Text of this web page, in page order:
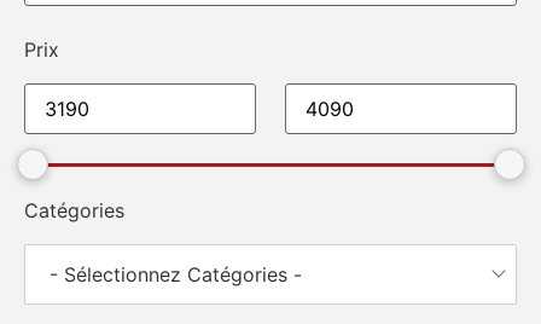
Prix
Catégories
- Sélectionnez Catégories -